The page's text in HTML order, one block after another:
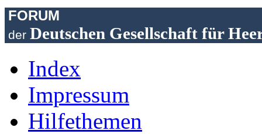
FORUM
der Deutschen Gesellschaft für
Index
Impressum
Hilfethemen